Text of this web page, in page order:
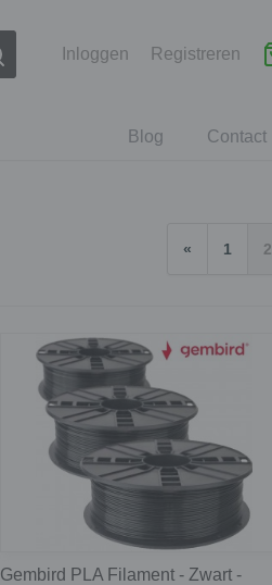
Inloggen Registreren
Contact
Blog
« 1 2
Gembird PLA Filament - Zwart -